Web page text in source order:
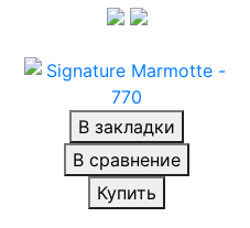
В закладки
В сравнение
Купить